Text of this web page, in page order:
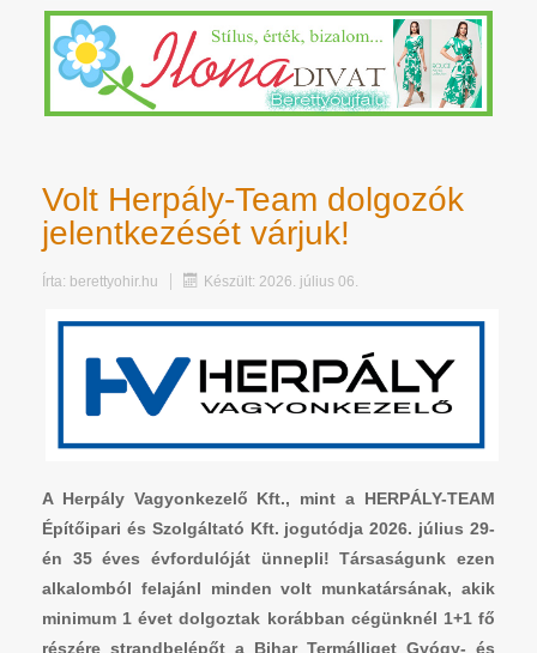
Volt Herpály-Team dolgozók
jelentkezését várjuk!
Írta: berettyohir.hu Készült: 2026. július 06.
A Herpály Vagyonkezelő Kft., mint a HERPÁLY-TEAM
Építőipari és Szolgáltató Kft. jogutódja 2026. július 29-
én 35 éves évfordulóját ünnepli! Társaságunk ezen
alkalomból felajánl minden volt munkatársának, akik
minimum 1 évet dolgoztak korábban cégünknél 1+1 fő
részére strandbelépőt a Bihar Termálliget Gyógy- és